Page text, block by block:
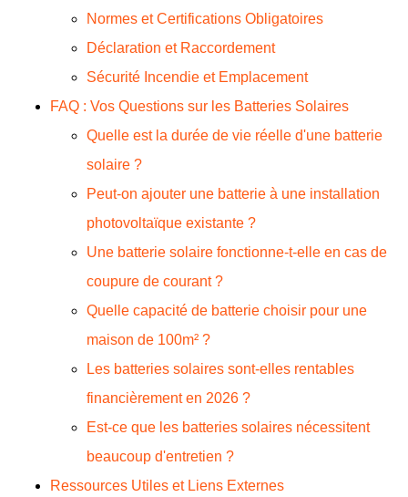
Normes et Certifications Obligatoires
Déclaration et Raccordement
Sécurité Incendie et Emplacement
FAQ : Vos Questions sur les Batteries Solaires
Quelle est la durée de vie réelle d'une batterie
solaire ?
Peut-on ajouter une batterie à une installation
photovoltaïque existante ?
Une batterie solaire fonctionne-t-elle en cas de
coupure de courant ?
Quelle capacité de batterie choisir pour une
maison de 100m² ?
Les batteries solaires sont-elles rentables
financièrement en 2026 ?
Est-ce que les batteries solaires nécessitent
beaucoup d'entretien ?
Ressources Utiles et Liens Externes